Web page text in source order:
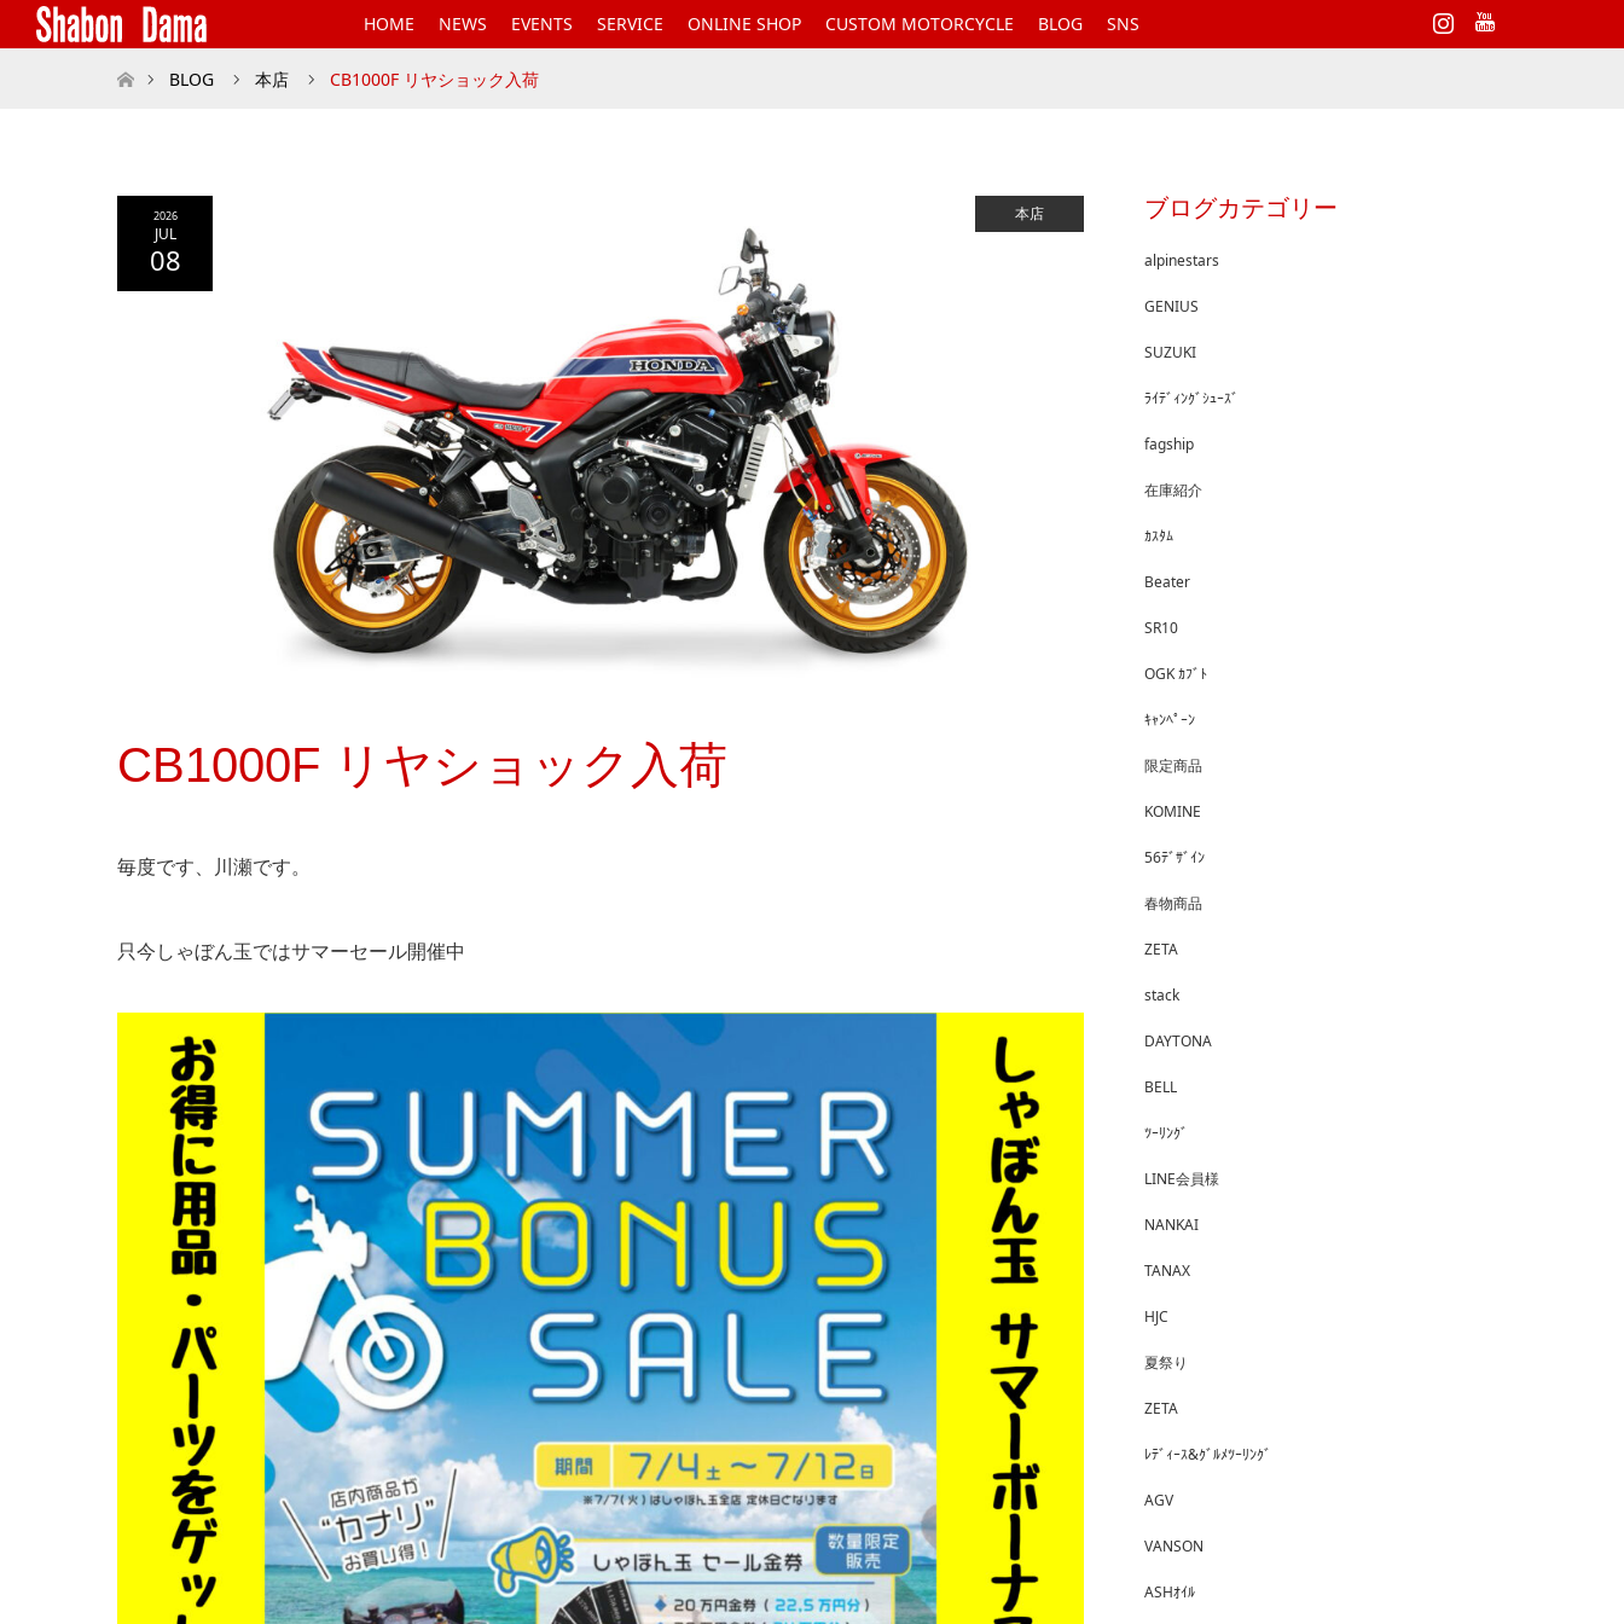
HOME NEWS EVENTS SERVICE ONLINE SHOP CUSTOM MOTORCYCLE BLOG SNS
ホームBLOG 本店 CB1000F リヤショック入荷
2026
JUL
08
本店
CB1000F リヤショック入荷
毎度です、川瀬です。
只今しゃぼん玉ではサマーセール開催中
ブログカテゴリー
alpinestars
GENIUS
SUZUKI
ﾗｲﾃﾞｨﾝｸﾞｼｭｰｽﾞ
fagship
在庫紹介
ｶｽﾀﾑ
Beater
SR10
OGK ｶﾌﾞﾄ
ｷｬﾝﾍﾟｰﾝ
限定商品
KOMINE
56ﾃﾞｻﾞｲﾝ
春物商品
ZETA
stack
DAYTONA
BELL
ﾂｰﾘﾝｸﾞ
LINE会員様
NANKAI
TANAX
HJC
夏祭り
ZETA
ﾚﾃﾞｨｰｽ&ｸﾞﾙﾒﾂｰﾘﾝｸﾞ
AGV
VANSON
ASHｵｲﾙ